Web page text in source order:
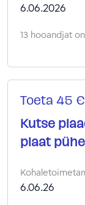
6.06.2026
13 hooandjat
Toeta 45 €
Kutse
plaat
6.06.26